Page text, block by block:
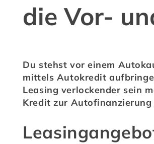
die Vor-
Du stehst vor einem
mittels Autokredit
Leasing verlockender sein
Kredit zur Autofinanzierung